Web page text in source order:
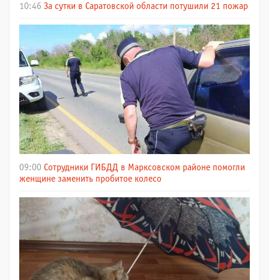
10:46 За сутки в Саратовской области потушили 21 пожар
09:00 Сотрудники ГИБДД в Марксовском районе помогли
женщине заменить пробитое колесо